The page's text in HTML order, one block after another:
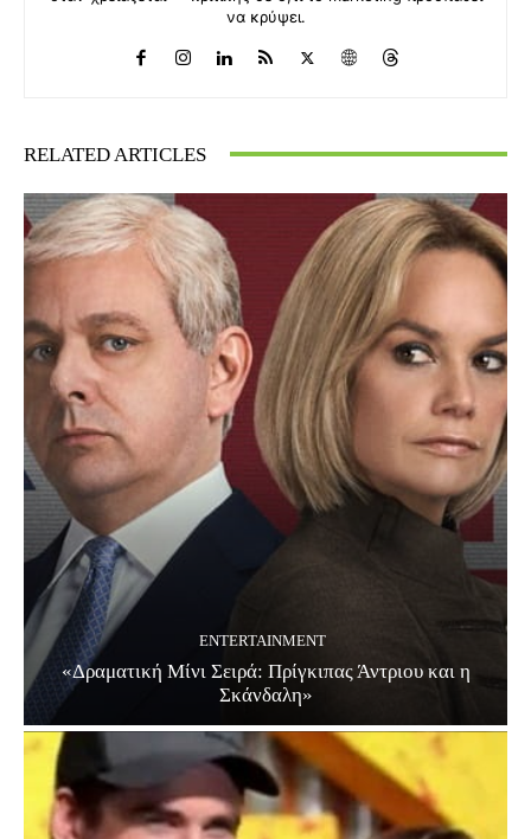
να κρύψει.
RELATED ARTICLES
ENTERTAINMENT
«Δραματική Μίνι Σειρά: Πρίγκιπας Άντριου και η
Σκάνδαλη»